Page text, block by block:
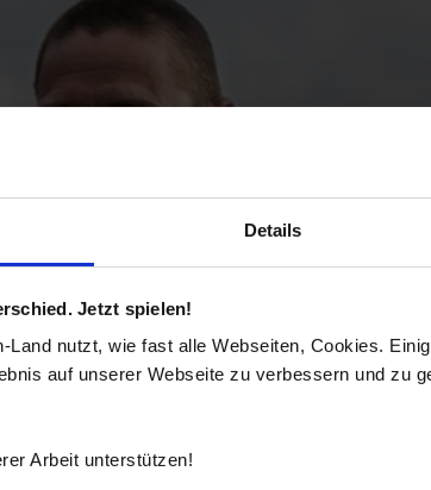
Details
Jetzt spielen!
Land nutzt, wie fast alle Webseiten, Cookies.
auf unserer Webseite zu verbessern und zu
Arbeit unterstützen!